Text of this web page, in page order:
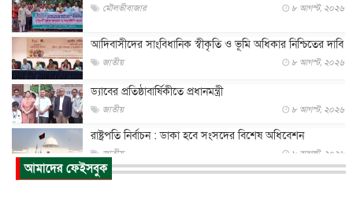
মৌলভীবাজার ৮ আগস্ট, ২০২৬
আদিবাসীদের সাংবিধানিক স্বীকৃতি ও ভূমি অধিকার নিশ্চিতের দাবি
জাতীয় ৮ আগস্ট, ২০২৬
ড্যাবের প্রতিষ্ঠাবার্ষিকীতে প্রধানমন্ত্রী
জাতীয় ৮ আগস্ট, ২০২৬
রাষ্ট্রপতি নির্বাচন : ডাকা হবে সংসদের বিশেষ অধিবেশন
জাতীয় ৮ আগস্ট, ২০২৬
প্রধানমন্ত্রীর সঙ্গে সাক্ষাতে খুদে শিল্পী অনুশ্রী রায়ের স্বপ...
আমাদের ফেইসবুক